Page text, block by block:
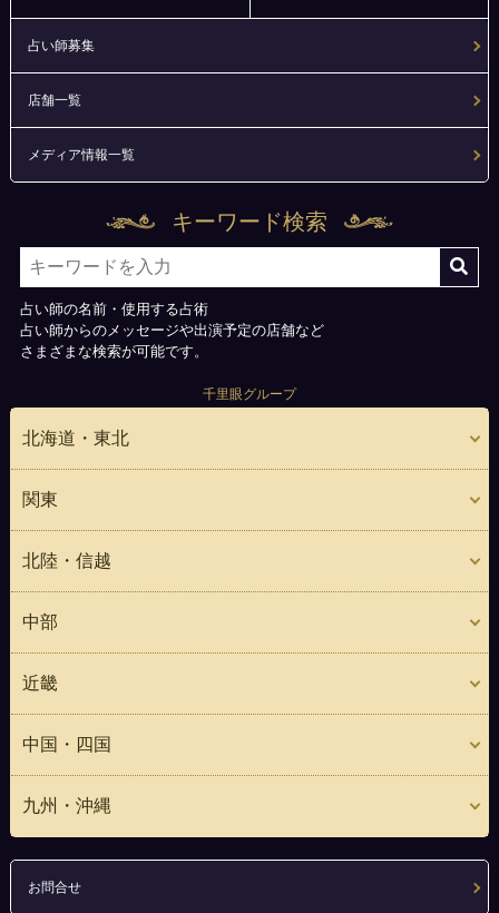
占い師募集
店舗一覧
メディア情報一覧
キーワード検索
占い師の名前・使用する占術
占い師からのメッセージや出演予定の店舗など
さまざまな検索が可能です。
千里眼グループ
北海道・東北
関東
北陸・信越
中部
近畿
中国・四国
九州・沖縄
お問合せ